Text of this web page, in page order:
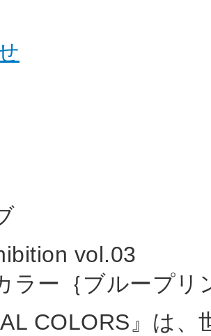
vol.03
ラー｛ブループリ
COLORS』は